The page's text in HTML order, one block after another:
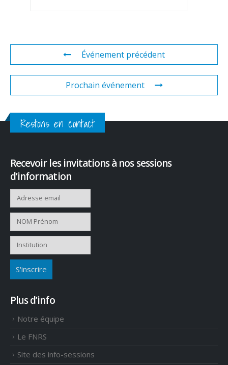
Événement précédent
Prochain événement
Restons en contact
Recevoir les invitations à nos sessions
d’information
Plus d’info
Notre équipe
Le FNRS
Site des info-sessions